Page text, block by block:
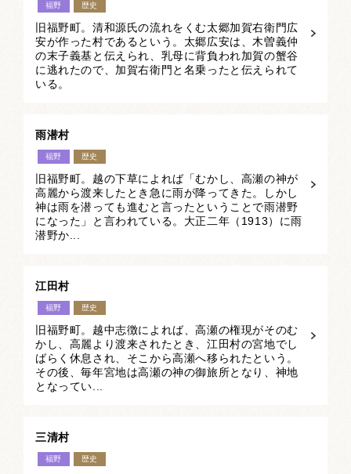
福野 歴史
旧福野町。清和源氏の流れをくむ太郷加賀右衛門広
安が作った村であるという。太郷広安は、木曽義仲
の末子義基と伝えられ、乳母に背負われ加賀の蟹谷
に逃れたので、加賀右衛門と名乗ったと伝えられて
いる。
雨潜村
福野 歴史
旧福野町。越の下草によれば「むかし、高瀬の神が
高麗から渡来したとき急に雨が降ってきた。しかし
神は雨を潜っても進むと言ったということで雨潜野
になった」と言われている。大正二年（1913）に雨
潜野か...
江田村
福野 歴史
旧福野町。越中志徴によれば、高瀬の権現がそのむ
かし、高麗より渡来されたとき、江田村の宮地でし
ばらく休息され、そこから高瀬へ移られたという。
その後、毎年宮地は高瀬の神の御旅所となり、神地
となってい...
三清村
福野 歴史